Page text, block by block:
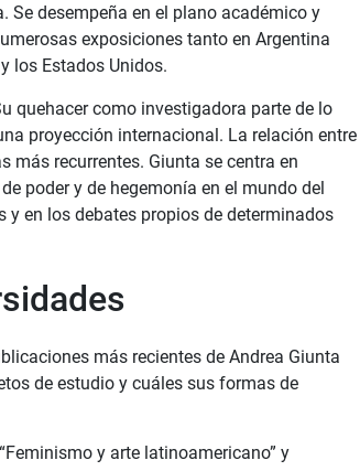
Se desempeña en el plano académico y
exposiciones tanto en Argentina
los Estados Unidos.
quehacer como investigadora parte de lo
proyección internacional. La relación entre
más recurrentes. Giunta se centra en
poder y de hegemonía en el mundo del
y en los debates propios de determinados
más recientes de Andrea Giunta
de estudio y cuáles sus formas de
y arte latinoamericano” y